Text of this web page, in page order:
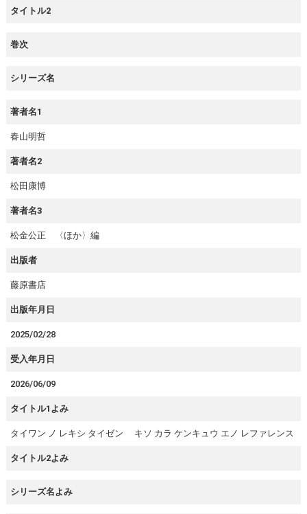
タイトル2
巻次
シリーズ名
著者名1
春山明哲
著者名2
松田康博
著者名3
松金公正 〈ほか〉編
出版者
藤原書店
出版年月日
2025/02/28
受入年月日
2026/06/09
タイトル1よみ
タイワン ノ レキシ タイゼン キソ カラ ケンキュウ エノ レファレンス
タイトル2よみ
シリーズ名よみ